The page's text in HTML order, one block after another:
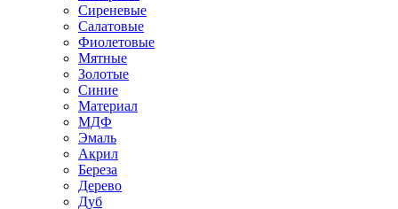
Сиреневые
Салатовые
Фиолетовые
Мятные
Золотые
Синие
Материал
МДФ
Эмаль
Акрил
Береза
Дерево
Дуб